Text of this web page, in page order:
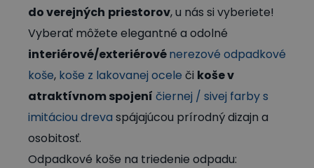
do verejných priestorov, u nás si vyberiete!
Vyberať môžete elegantné a odolné
interiérové/exteriérové ​​nerezové odpadkové
koše, koše z lakovanej ocele či koše v
atraktívnom spojení čiernej / sivej farby s
imitáciou dreva spájajúcou prírodný dizajn a
osobitosť.
Odpadkové koše na triedenie odpadu: